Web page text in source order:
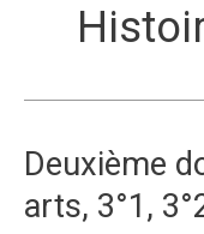
Deuxième
arts, 3°1,